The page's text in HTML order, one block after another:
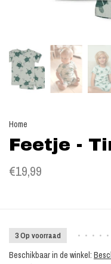
Home
Feetje -
€19,99
3 Op voorraad • • • • •
Beschikbaar in de winkel: